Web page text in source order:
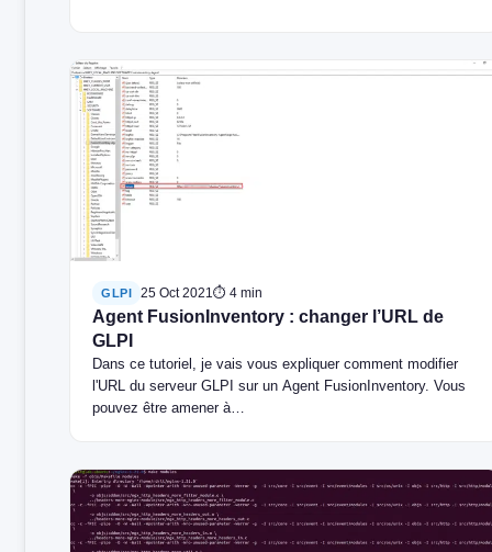
GLPI 25 Oct 2021⏱ 4 min
Agent FusionInventory : changer l’URL de
GLPI
Dans ce tutoriel, je vais vous expliquer comment modifier
l'URL du serveur GLPI sur un Agent FusionInventory. Vous
pouvez être amener à…